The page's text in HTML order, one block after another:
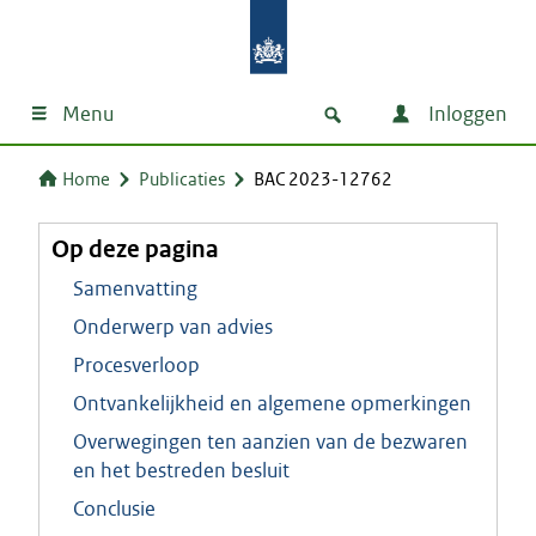
Menu Inloggen
Home Publicaties BAC 2023-12762
Op deze pagina
Samenvatting
Onderwerp van advies
Procesverloop
Ontvankelijkheid en algemene opmerkingen
Overwegingen ten aanzien van de bezwaren
en het bestreden besluit
Conclusie